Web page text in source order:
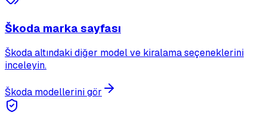
Škoda marka sayfası
Škoda altındaki diğer model ve kiralama seçeneklerini
inceleyin.
Škoda modellerini gör